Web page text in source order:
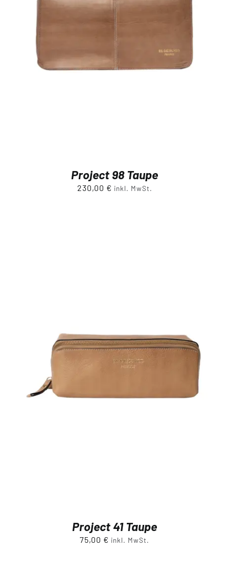
Project 98 Taupe
230,00 € inkl. MwSt.
Project 41 Taupe
75,00 € inkl. MwSt.